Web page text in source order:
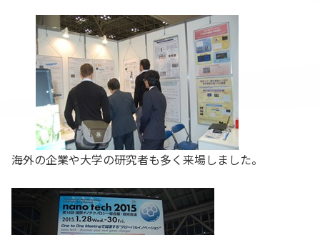
海外の企業や大学の研究者も多く来場しました。